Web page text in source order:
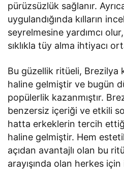
pürüzsüzlük sağlanır.
uygulandığında kılların
seyrelmesine yardımcı
sıklıkla tüy alma ihtiyacı
Bu güzellik ritüeli, Brezilya
haline gelmiştir ve bugün
popülerlik kazanmıştır.
benzersiz içeriği ve etkili
hatta erkeklerin tercih
haline gelmiştir. Hem
açıdan avantajlı olan bu
arayışında olan herkes